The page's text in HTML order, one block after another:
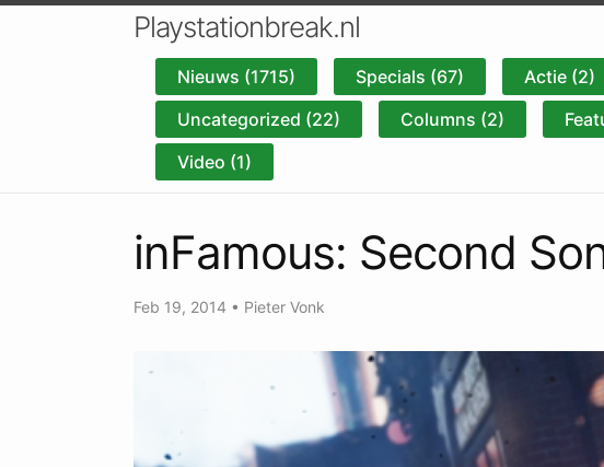
Playstationbreak.nl
Nieuws (1715) Specials (67) Actie (2)
Uncategorized (22)
Columns (2)
Video (1)
inFamous: Second
Feb 19, 2014 • Pieter Vonk